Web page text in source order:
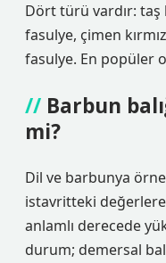
Dört türü vardır: taş
fasulye, çimen
fasulye. En popüler
Barbun
mi?
Dil ve barbunya
istavritteki
anlamlı derecede
durum; demersal